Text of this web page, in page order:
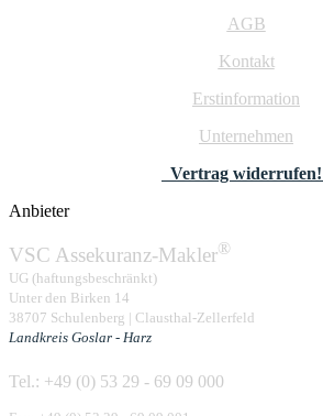
AGB
Kontakt
Erstinformation
Unternehmen
Vertrag widerrufen!
Anbieter
VSC Assekuranz-Makler®
UG (haftungsbeschränkt)
Unter den Birken 14
38707 Schulenberg | Clausthal-Zellerfeld
Landkreis Goslar - Harz
Tel.: +49 (0) 53 29 - 69 09 000